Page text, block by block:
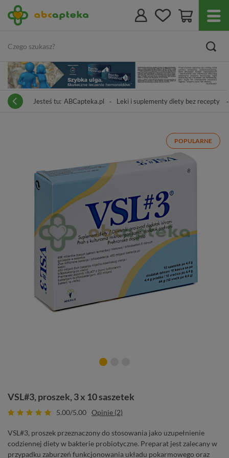
Jesteś tu: ABCapteka.pl Leki i suplementy diety bez recepty
POPULARNE
VSL#3, proszek, 3 x 10 saszetek
5.00/5.00 Opinie (2)
VSL#3, proszek przeznaczony do stosowania jako uzupełnienie
codziennej diety w bakterie probiotyczne. Preparat jest zalecany w
przypadku zaburzeń funkcjonowania układu pokarmowego oraz